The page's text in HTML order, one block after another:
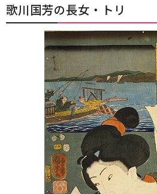
歌川国芳の長女・トリ